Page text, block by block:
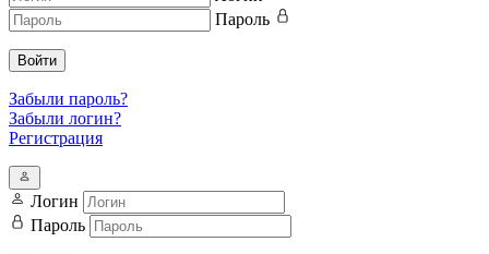
Пароль
Войти
Забыли пароль?
Забыли логин?
Регистрация
Логин
Пароль